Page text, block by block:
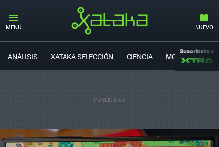
MENÚ NUEVO
ANÁLISIS XATAKA SELECCIÓN CIENCIA MOVILIDAD
Suscríbete a